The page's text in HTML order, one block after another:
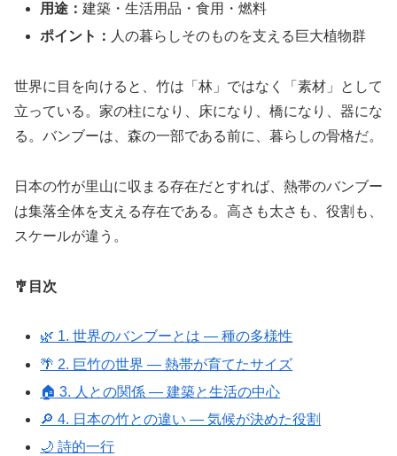
用途：建築・生活用品・食用・燃料
ポイント： 人の暮らしそのものを支える巨大植物群
世界に目を向けると、竹は「林」ではなく「素材」として
立っている。家の柱になり、床になり、橋になり、器にな
る。バンブーは、森の一部である前に、暮らしの骨格だ。
日本の竹が里山に収まる存在だとすれば、熱帯のバンブー
は集落全体を支える存在である。高さも太さも、役割も、
スケールが違う。
🎐目次
🌿 1. 世界のバンブーとは ― 種の多様性
🌴 2. 巨竹の世界 ― 熱帯が育てたサイズ
🏠 3. 人との関係 ― 建築と生活の中心
🔎 4. 日本の竹との違い ― 気候が決めた役割
🌙 詩的一行